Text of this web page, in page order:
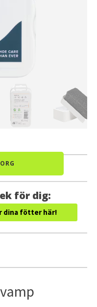
för dig:
dina fötter här!